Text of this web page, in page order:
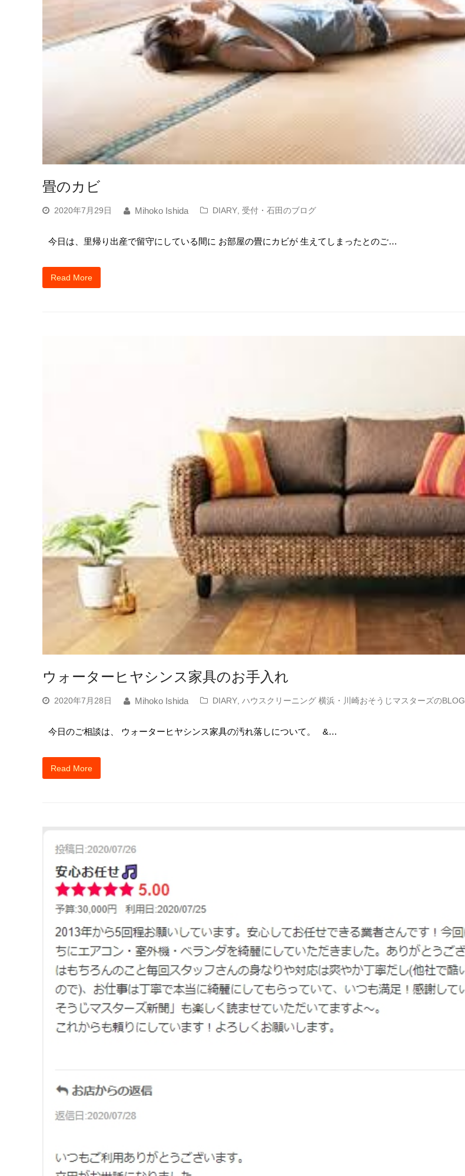
畳のカビ
2020年7月29日 Mihoko Ishida DIARY 受付・石田のブログ
今日は、里帰り出産で留守にしている間に お部屋の畳にカビが 生えてしまったとのご…
Read More
ウォーターヒヤシンス家具のお手入れ
2020年7月28日 Mihoko Ishida DIARY, ハウスクリーニング 横浜・川崎おそうじマスターズのBLOG
今日のご相談は、 ウォーターヒヤシンス家具の汚れ落しについて。 &…
Read More